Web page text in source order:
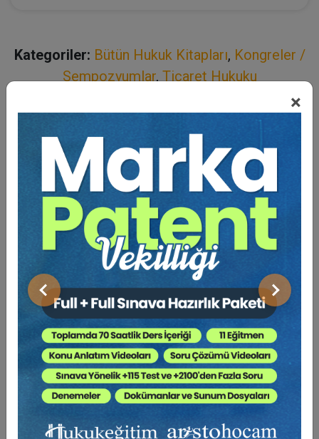
×
Önceki Sonraki
Kategoriler: Bütün Hukuk Kitapları, Kongreler /
Sempozyumlar,Ticaret Hukuku
Açıklama Yazar
Bu Kitap İçin Kaç Ağaç
Kesiliyor ?
I. İCRA VE İFLAS KANUNU’NUN 89. MADDESİ
GEREĞİNCE GÖNDERİLEN HACİZ İHBARNAMELERİ
Alacaklı bir icra takibinde borçlunun bizzat kendisine ait
mal ve haklarını haczedebileceği gibi, aynı kişinin
üçüncü kişi nezdinde bulunan mevcut veya
müstakbel hak ve alacaklarını da haczettirebilir.
Neticede alacaklıya ait haczedilebilir malvarlığı
değerlerinin bizzat borçlunun kendi elinde olması şart
değildir. Kendisinin malvarlığı değerlerine ait olan ve
fakat üçüncü kişilerdeki bazı hak ve alacakların
Kanunu’nun 89. maddesinde bir silsile halinde haciz